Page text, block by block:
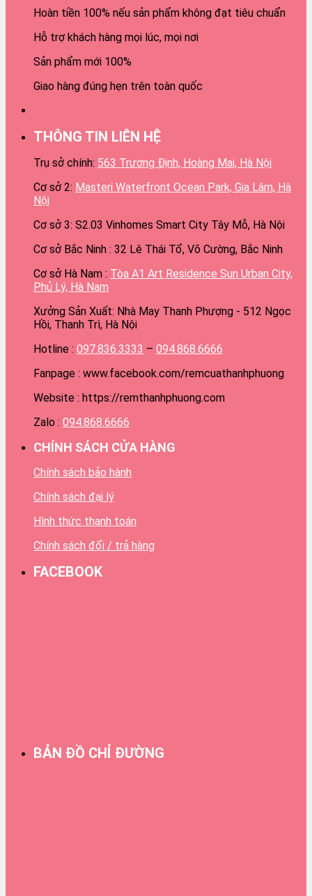
Hoàn tiền 100% nếu sản phẩm không đạt tiêu chuẩn
Hỗ trợ khách hàng mọi lúc, mọi nơi
Sản phẩm mới 100%
Giao hàng đúng hẹn trên toàn quốc
THÔNG TIN LIÊN HỆ
Trụ sở chính: 563 Trương Định, Hoàng Mai, Hà Nội
Cơ sở 2: Masteri Waterfront Ocean Park, Gia Lâm, Hà
Nội
Cơ sở 3: S2.03 Vinhomes Smart City Tây Mỗ, Hà Nội
Cơ sở Bắc Ninh : 32 Lê Thái Tổ, Võ Cường, Bắc Ninh
Cơ sở Hà Nam : Tòa A1 Art Residence Sun Urban City,
Phủ Lý, Hà Nam
Xưởng Sản Xuất: Nhà May Thanh Phượng - 512 Ngọc
Hồi, Thanh Trì, Hà Nội
Hotline : 097.836.3333 – 094.868.6666
Fanpage : www.facebook.com/remcuathanhphuong
Website : https://remthanhphuong.com
Zalo : 094.868.6666
CHÍNH SÁCH CỬA HÀNG
Chính sách bảo hành
Chính sách đại lý
Hình thức thanh toán
Chính sách đổi / trả hàng
FACEBOOK
BẢN ĐỒ CHỈ ĐƯỜNG